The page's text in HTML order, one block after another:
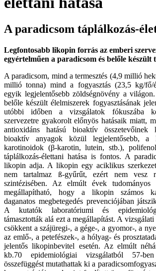
A paradicsom táplálkozás-
Legfontosabb likopin forrás az emberi
egyértelműen a paradicsom és belőle készült
A paradicsom, mind a termesztés (4,9 millió
millió tonna) mind a fogyasztás (23,5 kg/fő/
egyik legjelentősebb zöldségnövény a
belőle készült élelmiszerek fogyasztásának
utóbbi időben a vizsgálatok fókuszába
szervezetre gyakorolt előnyös hatásaik miatt,
antioxidáns hatású bioaktív összetevőinek
bioaktív anyagok közül legjelentősebb,
karotinoidok (β-karotin, lutein, stb.),
táplálkozás-élettani hatása is fontos. A
likopin adja. A likopin egy aciklikus
nem tartalmaz ß-gyűrűt, ezért nem vesz
szintézisében. Az elmúlt évek tudományos
megállapítható, hogy a likopin számos
daganatos megbetegedés prevenciójában
A kutatók laboratóriumi és
támasztották alá ezt a megállapítást. A
csökkent a szájüregi-, a gége-, a gyomor-, a
az emlő-, a petefészek-, a hólyag- és
jelentős likopinbevitel esetén. Az elmúlt
kb.70 epidemiológiai vizsgálatból 57-
összefüggést mutathattak ki a